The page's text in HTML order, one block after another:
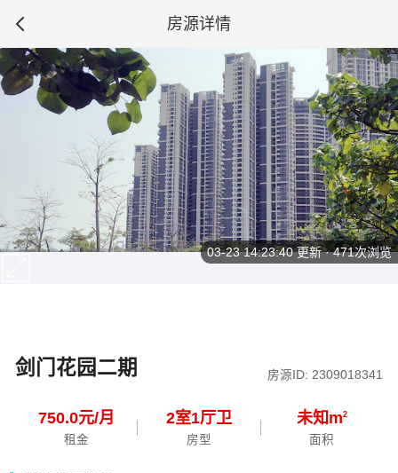
房源详情
剑门花园二期 房源ID: 2309018341
750.0元/月
租金
2室1厅卫
房型
未知m2
面积
03-23 14:23:40更新 · 471次浏览